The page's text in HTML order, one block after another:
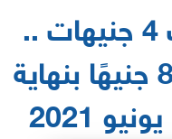
ارتفاع أسعار الذهب 4 جنيهات ..
وعيار 21 يسجل 813 جنيهًا بنهاية